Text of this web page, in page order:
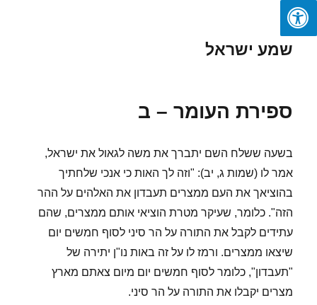
שמע ישראל
ספירת העומר – ב
בשעה ששלח השם יתברך את משה לגאול את ישראל,
אמר לו (שמות ג, יב): "וזה לך האות כי אנכי שלחתיך
בהוציאך את העם ממצרים תעבדון את האלהים על ההר
הזה". כלומר, שעיקר מטרת הוציאי אותם ממצרים, שהם
עתידים לקבל את התורה על הר סיני לסוף חמשים יום
שיצאו ממצרים. ורמז לו על זה באות נו"ן יתירה של
"תעבדון", כלומר לסוף חמשים יום מיום צאתם מארץ
מצרים יקבלו את התורה על הר סיני.